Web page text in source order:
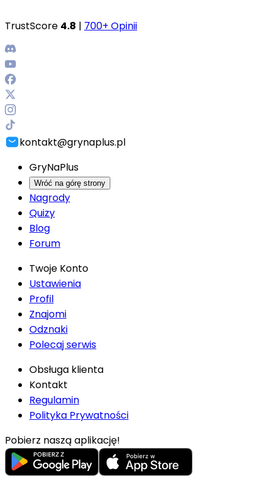
TrustScore 4.8 | 700+ Opinii
kontakt@grynaplus.pl
GryNaPlus
Wróć na górę strony
Nagrody
Quizy
Blog
Forum
Twoje Konto
Ustawienia
Profil
Znajomi
Odznaki
Polecaj serwis
Obsługa klienta
Kontakt
Regulamin
Polityka Prywatności
Pobierz naszą aplikację!